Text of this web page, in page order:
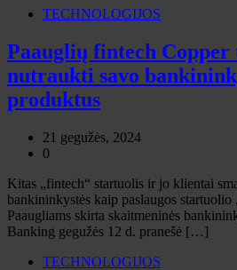
TECHNOLOGIJOS
Paauglių fintech
nutraukti savo
produktus
21 gegužės, 2024
0
Kitas „fintech“ startuolis ir jo klientai
bankininkystės kaip paslaugos startuolio
Paaugliams skirta skaitmeninės
Banking gegužės 12 d. pranešė […]
TECHNOLOGIJOS